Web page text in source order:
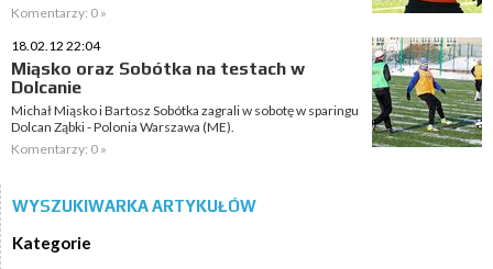
Komentarzy: 0 »
18.02.12 22:04
Miąsko oraz Sobótka na testach w
Dolcanie
Michał Miąsko i Bartosz Sobótka zagrali w sobotę w sparingu
Dolcan Ząbki - Polonia Warszawa (ME).
Komentarzy: 0 »
WYSZUKIWARKA ARTYKUŁÓW
Kategorie